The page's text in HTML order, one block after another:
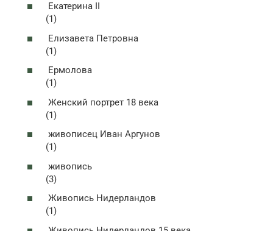
Екатерина II
(1)
Елизавета Петровна
(1)
Ермолова
(1)
Женский портрет 18 века
(1)
живописец Иван Аргунов
(1)
живопись
(3)
Живопись Нидерландов
(1)